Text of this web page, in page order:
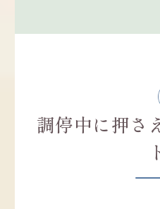
調停中に押さ